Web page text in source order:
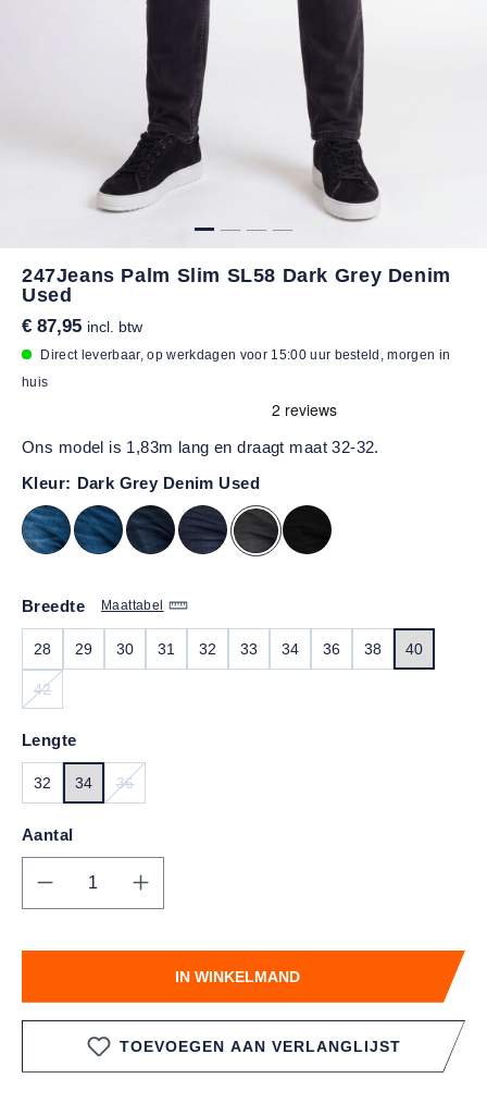
247Jeans Palm Slim SL58 Dark Grey Denim
Used
€ 87,95 incl. btw
Direct leverbaar, op werkdagen voor 15:00 uur besteld, morgen in
huis
Ons model is 1,83m lang en draagt maat 32-32.
Kleur: Dark Grey Denim Used
Maattabel
Breedte
28 29 30 31 32 33 34 36 38 40
42
Lengte
32 34 36
Aantal
Producthoeveelheid: Voer de gewenste
IN WINKELMAND
TOEVOEGEN AAN VERLANGLIJST